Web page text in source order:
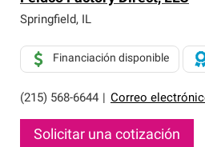
Springfield, IL
(215) 568-6644 Correo
Financiación disponible
Solicitar una cotización